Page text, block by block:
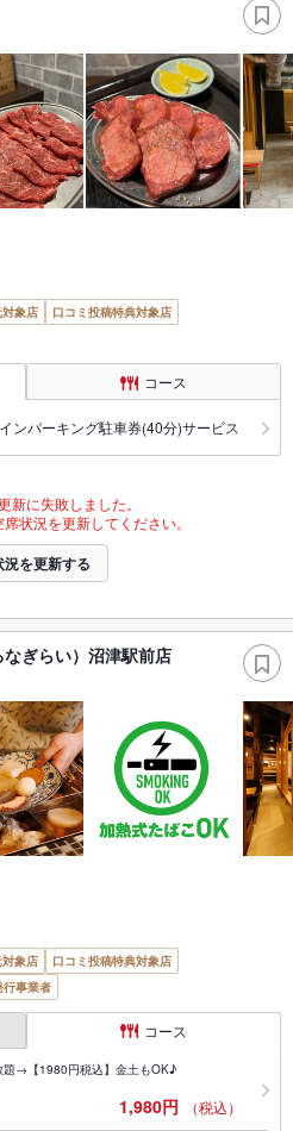
対象店
口コミ投稿特典対象店
コース
ンパーキング駐車券(40分)サービス
新に失敗しました。
状況を更新してください。
況を更新する
ぎらい）沼津駅前店
対象店
口コミ投稿特典対象店
行事業者
コース
題→【1980円税込】金土もOK♪
1,980円 （税込）